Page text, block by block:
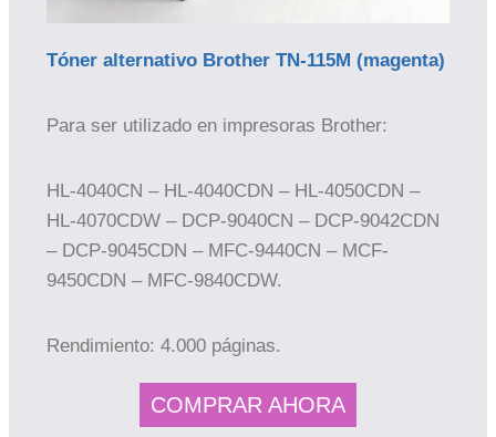
Tóner alternativo Brother TN-115M (magenta)
Para ser utilizado en impresoras Brother:
HL-4040CN – HL-4040CDN – HL-4050CDN –
HL-4070CDW – DCP-9040CN – DCP-9042CDN
– DCP-9045CDN – MFC-9440CN – MCF-
9450CDN – MFC-9840CDW.
Rendimiento: 4.000 páginas.
COMPRAR AHORA